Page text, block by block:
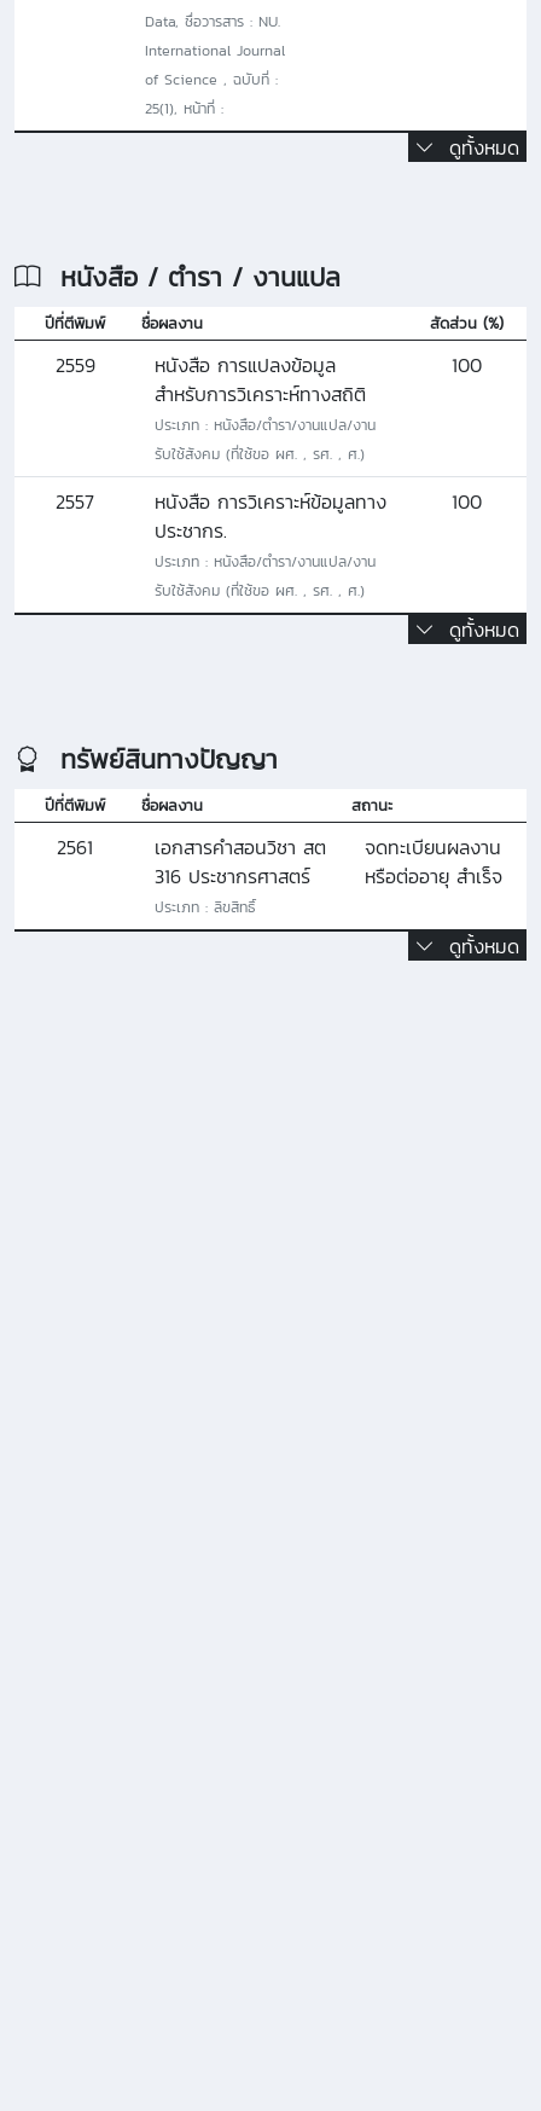
Data, ชื่อวารสาร : NU.
International Journal
of Science , ฉบับที่ :
25(1), หน้าที่ :
ดูทั้งหมด
หนังสือ / ตำรา / งานแปล
ปีที่ตีพิมพ์ ชื่อผลงาน สัดส่วน (%)
2559
หนังสือ การแปลงข้อมูล
สำหรับการวิเคราะห์ทางสถิติ
ประเภท : หนังสือ/ตํารา/งานแปล/งาน
รับใช้สังคม (ที่ใช้ขอ ผศ. , รศ. , ศ.)
100
2557
หนังสือ การวิเคราะห์ข้อมูลทาง
ประชากร.
ประเภท : หนังสือ/ตํารา/งานแปล/งาน
รับใช้สังคม (ที่ใช้ขอ ผศ. , รศ. , ศ.)
100
ดูทั้งหมด
ทรัพย์สินทางปัญญา
ปีที่ตีพิมพ์ ชื่อผลงาน สถานะ
2561
เอกสารคำสอนวิชา สต
316 ประชากรศาสตร์
ประเภท : ลิขสิทธิ์
จดทะเบียนผลงาน
หรือต่ออายุ สำเร็จ
ดูทั้งหมด